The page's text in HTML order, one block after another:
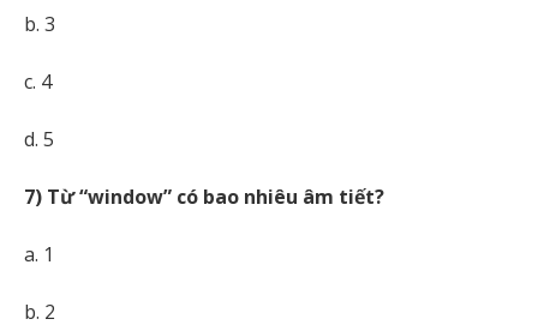
b. 3
c. 4
d. 5
7) Từ “window” có bao nhiêu âm tiết?
a. 1
b. 2